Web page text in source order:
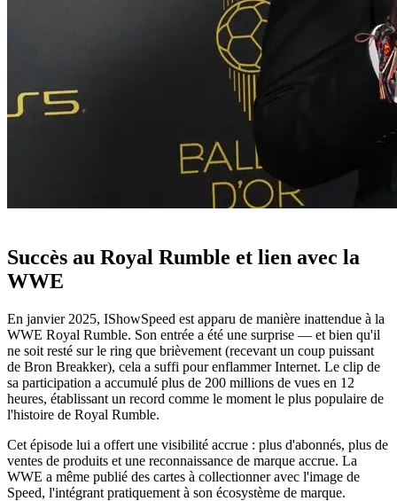
Succès au Royal Rumble et lien avec la
WWE
En janvier 2025, IShowSpeed est apparu de manière inattendue à la
WWE Royal Rumble. Son entrée a été une surprise — et bien qu'il
ne soit resté sur le ring que brièvement (recevant un coup puissant
de Bron Breakker), cela a suffi pour enflammer Internet. Le clip de
sa participation a accumulé plus de 200 millions de vues en 12
heures, établissant un record comme le moment le plus populaire de
l'histoire de Royal Rumble.
Cet épisode lui a offert une visibilité accrue : plus d'abonnés, plus de
ventes de produits et une reconnaissance de marque accrue. La
WWE a même publié des cartes à collectionner avec l'image de
Speed, l'intégrant pratiquement à son écosystème de marque.